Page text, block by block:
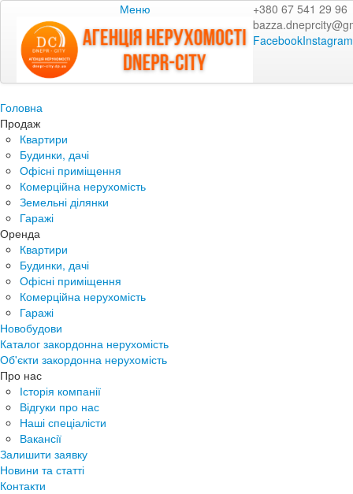
Меню
+380 67 541 29 96
FacebookInstagram
Головна
Продаж
Квартири
Будинки, дачі
Офісні приміщення
Комерційна нерухомість
Земельні ділянки
Гаражі
Оренда
Квартири
Будинки, дачі
Офісні приміщення
Комерційна нерухомість
Гаражі
Новобудови
Каталог закордонна нерухомість
Об'єкти закордонна нерухомість
Про нас
Історія компанії
Відгуки про нас
Наші спеціалісти
Вакансії
Залишити заявку
Новини та статті
Контакти